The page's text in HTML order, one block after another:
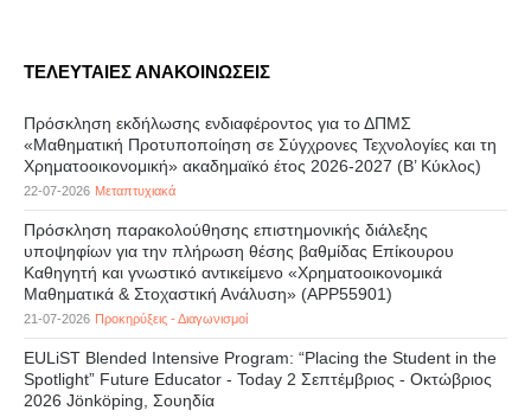
ΤΕΛΕΥΤΑΙΕΣ ΑΝΑΚΟΙΝΩΣΕΙΣ
Πρόσκληση εκδήλωσης ενδιαφέροντος για το ΔΠΜΣ
«Μαθηματική Προτυποποίηση σε Σύγχρονες Τεχνολογίες και τη
Χρηματοοικονομική» ακαδημαϊκό έτος 2026-2027 (B’ Kύκλος)
22-07-2026 Μεταπτυχιακά
Πρόσκληση παρακολούθησης επιστημονικής διάλεξης
υποψηφίων για την πλήρωση θέσης βαθμίδας Επίκουρου
Καθηγητή και γνωστικό αντικείμενο «Χρηματοοικονομικά
Μαθηματικά & Στοχαστική Ανάλυση» (APP55901)
21-07-2026 Προκηρύξεις - Διαγωνισμοί
EULiST Blended Intensive Program: “Placing the Student in the
Spotlight” Future Educator - Today 2 Σεπτέμβριος - Οκτώβριος
2026 Jönköping, Σουηδία